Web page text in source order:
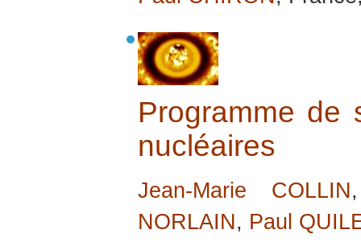
Programme de
nucléaires
Jean-Marie COLLIN
NORLAIN, Paul